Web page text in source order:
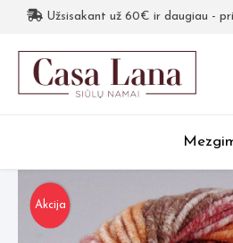
Užsisakant už 60€ ir daugiau -
Akcija